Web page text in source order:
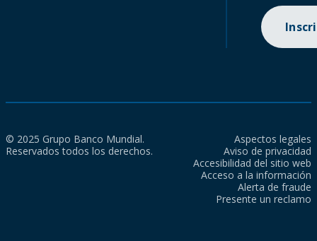
© 2025 Grupo Banco Mundial.
Reservados todos los derechos.
Aspectos legales
Aviso de privacidad
Accesibilidad del sitio web
Acceso a la información
Alerta de fraude
Presente un reclamo